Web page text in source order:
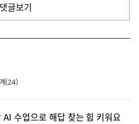
댓글보기
(24)
수업으로 해답 찾는 힘 키워요